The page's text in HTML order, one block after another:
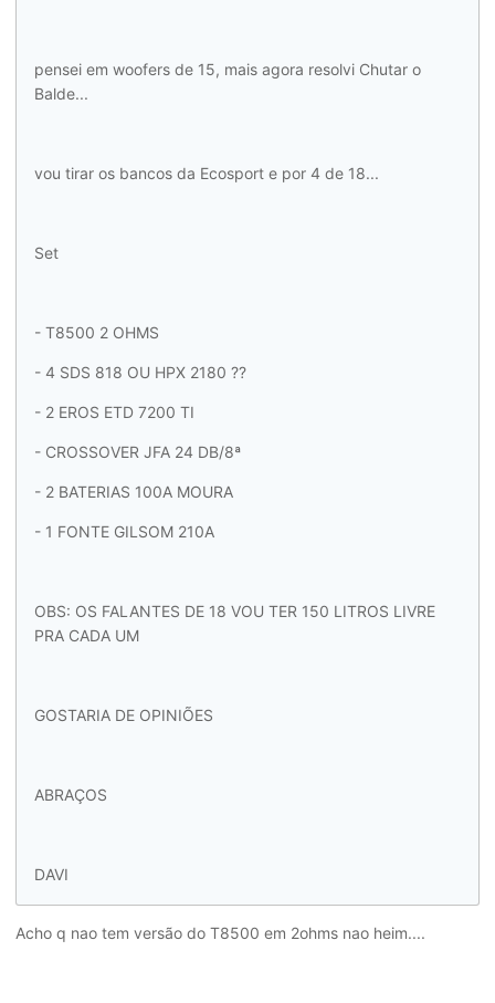
pensei em woofers de 15, mais agora resolvi Chutar o
Balde...
vou tirar os bancos da Ecosport e por 4 de 18...
Set
- T8500 2 OHMS
- 4 SDS 818 OU HPX 2180 ??
- 2 EROS ETD 7200 TI
- CROSSOVER JFA 24 DB/8ª
- 2 BATERIAS 100A MOURA
- 1 FONTE GILSOM 210A
OBS: OS FALANTES DE 18 VOU TER 150 LITROS LIVRE
PRA CADA UM
GOSTARIA DE OPINIÕES
ABRAÇOS
DAVI
Acho q nao tem versão do T8500 em 2ohms nao heim....